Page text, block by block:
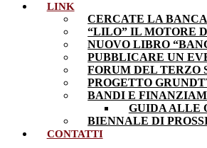
LINK
CERCATE LA
“LILO” IL MOTORE
NUOVO LIBRO
PUBBLICARE UN
FORUM DEL TERZO
PROGETTO
BANDI E
GUIDA ALLE
BIENNALE DI
CONTATTI